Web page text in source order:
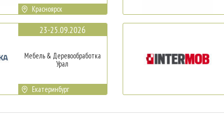
Красноярск
23-25.09.2026
Мебель & Деревообработка
Урал
Екатеринбург